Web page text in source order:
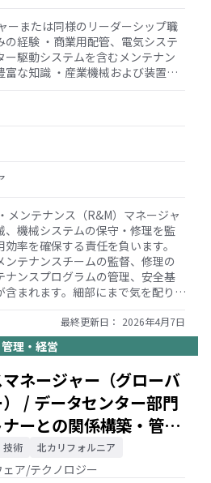
ーまたは同様のリーダーシップ職
の経験 ・商業用配管、電気システ
ー駆動システムを含むメンテナン
富な知識 ・産業機械および装置に
メンテナンス（R&M）マネージャ
、機械システムの保守・修理を監
率を確保する責任を負います。
ンテナンスチームの監督、修理の
ナンスプログラムの管理、安全基
含まれます。細部にまで気を配り、
スの問題に迅速に対応できる人材
プ
ンス部門全体の運営を監督する ・
ンス担当者を指揮・管理し、効率
とタスクの委任を徹底する ・メン
視・管理し、予算の遵守を徹底す
プライヤーとの強力な関係を育
契約や価格設定の交渉を行う ・週
参加し、進行中および今後のプ
て上級管理職に最新情報を報告す
最終更新日： 2026年4月7日
管理・経営
ネージャー（グローバ
/ データセンター部門
ーとの関係構築・管
/ コンピューター/ソフ
ジー
技術 北カリフォルニア
ア/テクノロジー